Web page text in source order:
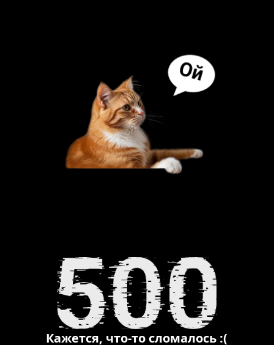
Кажется, что-то сломалось :(